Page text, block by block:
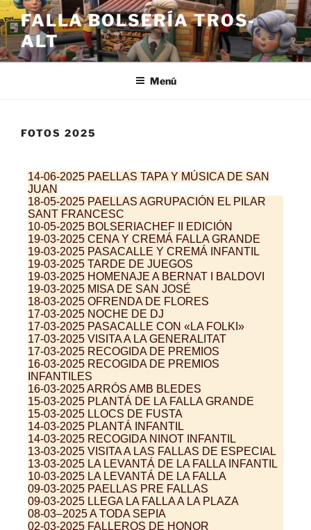
FALLA BOLSERÍA TROS-
ALT
Menú
FOTOS 2025
14-06-2025 PAELLAS TAPA Y MÚSICA DE SAN
JUAN
18-05-2025 PAELLAS AGRUPACIÓN EL PILAR
SANT FRANCESC
10-05-2025 BOLSERIACHEF II EDICIÓN
19-03-2025 CENA Y CREMÁ FALLA GRANDE
19-03-2025 PASACALLE Y CREMÁ INFANTIL
19-03-2025 TARDE DE JUEGOS
19-03-2025 HOMENAJE A BERNAT I BALDOVI
19-03-2025 MISA DE SAN JOSÉ
18-03-2025 OFRENDA DE FLORES
17-03-2025 NOCHE DE DJ
17-03-2025 PASACALLE CON «LA FOLKI»
17-03-2025 VISITA A LA GENERALITAT
17-03-2025 RECOGIDA DE PREMIOS
16-03-2025 RECOGIDA DE PREMIOS
INFANTILES
16-03-2025 ARRÓS AMB BLEDES
15-03-2025 PLANTÁ DE LA FALLA GRANDE
15-03-2025 LLOCS DE FUSTA
14-03-2025 PLANTÁ INFANTIL
14-03-2025 RECOGIDA NINOT INFANTIL
13-03-2025 VISITA A LAS FALLAS DE ESPECIAL
13-03-2025 LA LEVANTÁ DE LA FALLA INFANTIL
10-03-2025 LA LEVANTÁ DE LA FALLA
09-03-2025 PAELLAS PRE FALLAS
09-03-2025 LLEGA LA FALLA A LA PLAZA
08-03–2025 A TODA SEPIA
02-03-2025 FALLEROS DE HONOR